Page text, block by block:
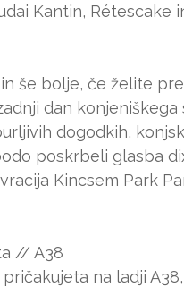
Kantin, Rétescake
še bolje, če želite
dan konjeniškega
dogodkih,
poskrbeli glasba
Kincsem Park
// A38
na ladji